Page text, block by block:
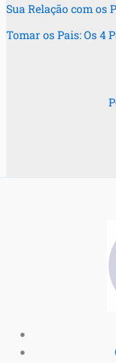
Sua Relação com os
Tomar os Pais: Os 4